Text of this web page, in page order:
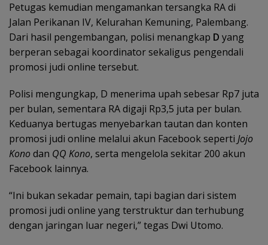
Petugas kemudian mengamankan tersangka RA di
Jalan Perikanan IV, Kelurahan Kemuning, Palembang.
Dari hasil pengembangan, polisi menangkap D yang
berperan sebagai koordinator sekaligus pengendali
promosi judi online tersebut.
Polisi mengungkap, D menerima upah sebesar Rp7 juta
per bulan, sementara RA digaji Rp3,5 juta per bulan.
Keduanya bertugas menyebarkan tautan dan konten
promosi judi online melalui akun Facebook seperti Jojo
Konodan QQ Kono, serta mengelola sekitar 200 akun
Facebook lainnya.
“Ini bukan sekadar pemain, tapi bagian dari sistem
promosi judi online yang terstruktur dan terhubung
dengan jaringan luar negeri,” tegas Dwi Utomo.